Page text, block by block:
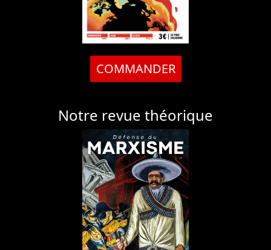
COMMANDER
Notre revue théorique